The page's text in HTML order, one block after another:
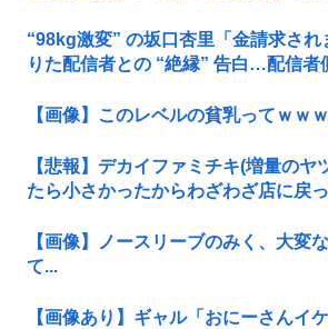
“98kg激変” の坂口杏里「金請求され
りた配信者との “絶縁” 告白…配信者
【画像】このレベルの貧乳ってｗｗｗ
【悲報】デカイファミチキ(増量のヤ
たら小さかったからわざわざ店に戻
【画像】ノースリーブのみく、大変
て...
【画像あり】ギャル「おにーさんイ